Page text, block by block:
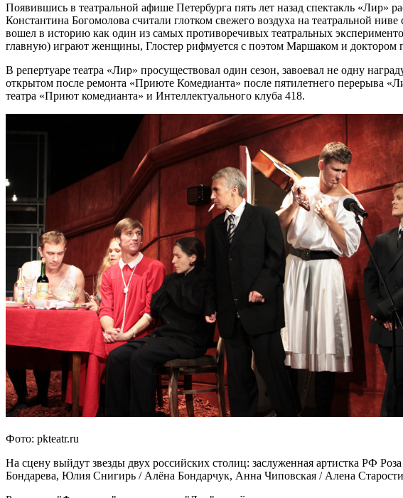
Появившись в театральной афише Петербурга пять лет назад спектакль «Лир»
Константина Богомолова считали глотком свежего воздуха на театральной
вошел в историю как один из самых противоречивых театральных
главную) играют женщины, Глостер рифмуется с поэтом Маршаком и доктором
В репертуаре театра «Лир» просуществовал один сезон, завоевал не одну
открытом после ремонта «Приюте Комедианта» после пятилетнего перерыва
театра «Приют комедианта» и Интеллектуального клуба 418.
Фото: pkteatr.ru
На сцену выйдут звезды двух российских столиц: заслуженная артистка РФ
Бондарева, Юлия Снигирь / Алёна Бондарчук, Анна Чиповская / Алена